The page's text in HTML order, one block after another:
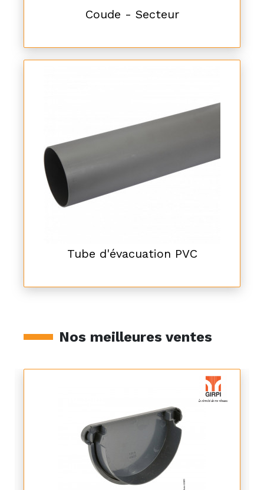
Coude - Secteur
Tube d'évacuation PVC
Nos meilleures ventes